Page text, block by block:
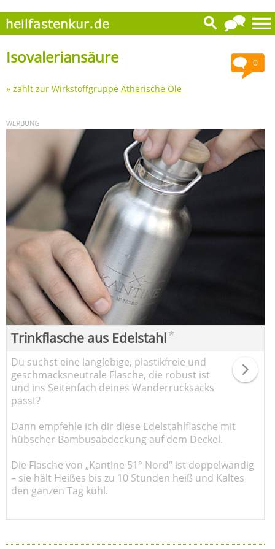
0
Isovaleriansäure
» zählt zur Wirkstoffgruppe Ätherische Öle
Trinkflasche aus Edelstahl*
Du suchst eine langlebige, plastikfreie und
geschmacksneutrale Flasche, die robust ist
und ins Seitenfach deines Wanderrucksacks
passt?
Dann empfehle ich dir diese Edelstahlflasche mit
hübscher Bambusabdeckung auf dem Deckel.
Die Flasche von „Kantine 51° Nord“ ist doppelwandig
– sie hält Heißes bis zu 10 Stunden heiß und Kaltes
den ganzen Tag kühl.